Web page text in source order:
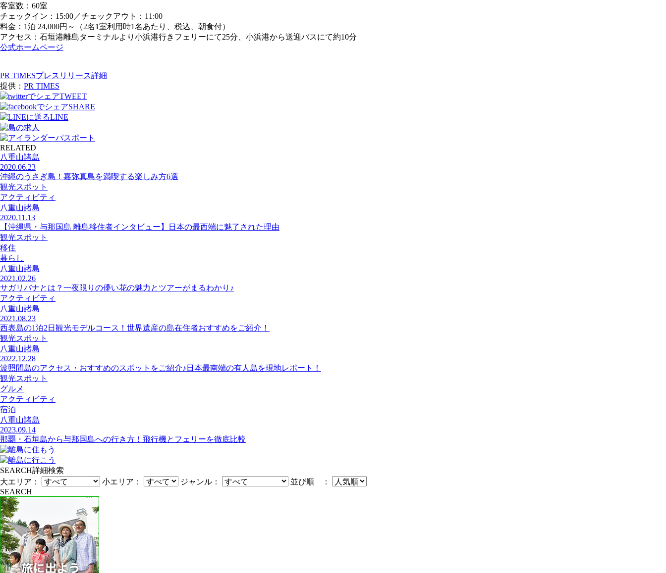
客室数：60室
チェックイン：15:00／チェックアウト：11:00
料金：1泊 24,000円～（2名1室利用時1名あたり、税込、朝食付）
アクセス：石垣港離島ターミナルより小浜港行きフェリーにて25分、小浜港から送迎バスにて約10分
公式ホームページ
PR TIMESプレスリリース詳細
提供： PR TIMES
TWEET
SHARE
LINE
RELATED
八重山諸島
2020.06.23
沖縄のうさぎ島！嘉弥真島を満喫する楽しみ方6選
観光スポット
アクティビティ
八重山諸島
2020.11.13
【沖縄県・与那国島 離島移住者インタビュー】日本の最西端に魅了された理由
観光スポット
移住
暮らし
八重山諸島
2021.02.26
サガリバナとは？一夜限りの儚い花の魅力とツアーがまるわかり♪
アクティビティ
八重山諸島
2021.08.23
西表島の1泊2日観光モデルコース！世界遺産の島在住者おすすめをご紹介！
観光スポット
八重山諸島
2022.12.28
波照間島のアクセス・おすすめのスポットをご紹介♪日本最南端の有人島を現地レポート！
観光スポット
グルメ
アクティビティ
宿泊
八重山諸島
2023.09.14
那覇・石垣島から与那国島への行き方！飛行機とフェリーを徹底比較
SEARCH詳細検索
大エリア：
小エリア： ジャンル：
並び順 ：
SEARCH